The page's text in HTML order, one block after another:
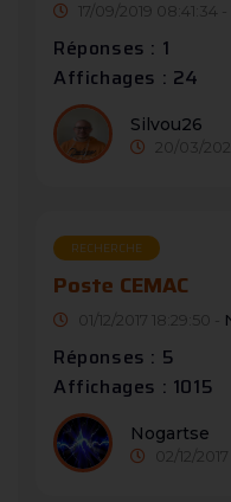
17/09/2019 08:41:34 -
Réponses : 1
Affichages : 24
Silvou26
20/03/
RECHERCHE
Poste CEMAC
01/12/2017 18:29:50 -
Réponses : 5
Affichages : 1015
Nogartse
02/12/